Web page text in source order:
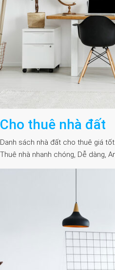
Cho thuê nhà đất
Danh sách nhà đất cho thuê giá
Thuê nhà nhanh chóng, Dễ dàng,